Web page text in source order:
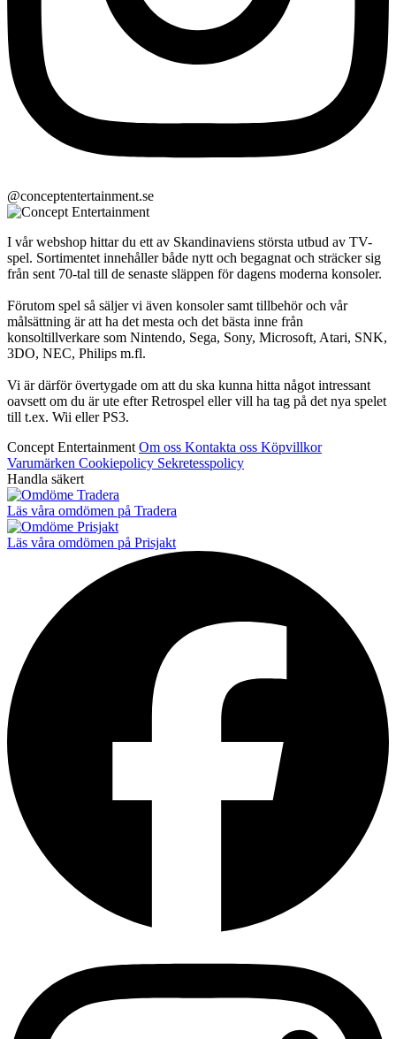
@conceptentertainment.se
I vår webshop hittar du ett av Skandinaviens största utbud av TV-
spel. Sortimentet innehåller både nytt och begagnat och sträcker sig
från sent 70-tal till de senaste släppen för dagens moderna konsoler.
Förutom spel så säljer vi även konsoler samt tillbehör och vår
målsättning är att ha det mesta och det bästa inne från
konsoltillverkare som Nintendo, Sega, Sony, Microsoft, Atari, SNK,
3DO, NEC, Philips m.fl.
Vi är därför övertygade om att du ska kunna hitta något intressant
oavsett om du är ute efter Retrospel eller vill ha tag på det nya spelet
till t.ex. Wii eller PS3.
Concept Entertainment Om oss Kontakta oss Köpvillkor
Varumärken Cookiepolicy Sekretesspolicy
Handla säkert
Läs våra omdömen på Tradera
Läs våra omdömen på Prisjakt